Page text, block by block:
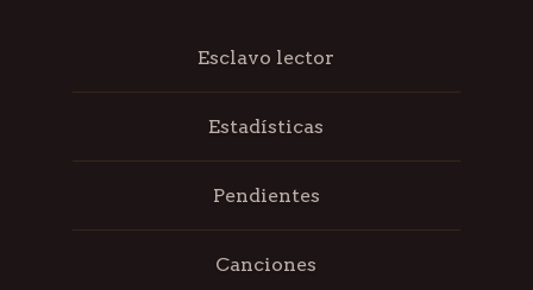
Esclavo lector
Estadísticas
Pendientes
Canciones